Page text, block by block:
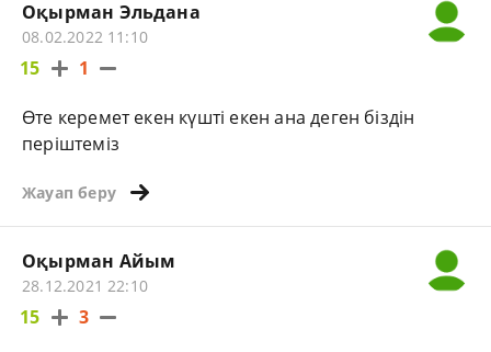
Оқырман Эльдана
08.02.2022 11:10
15 1
Өте керемет екен күшті екен ана деген біздін
періштеміз
Жауап беру
Оқырман Айым
28.12.2021 22:10
15 3